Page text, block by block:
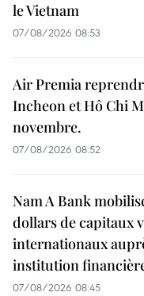
le Vietnam
07/08/2026 08:53
Air Premia
Incheon et Hô Chi
novembre.
07/08/2026 08:52
Nam A Bank
dollars de capitaux
internationaux
institution
07/08/2026 08:45